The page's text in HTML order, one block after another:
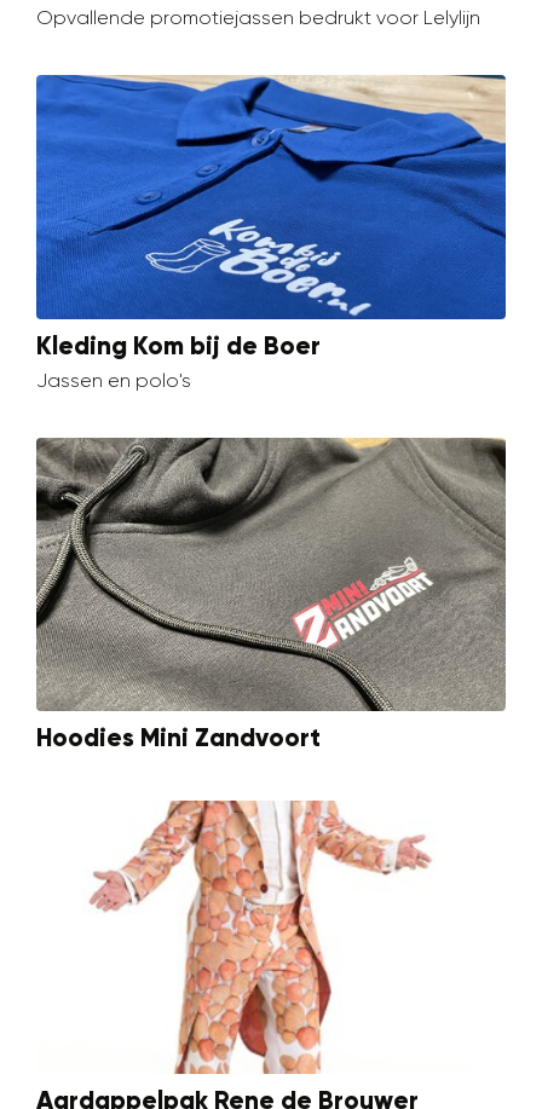
Opvallende promotiejassen bedrukt voor Lelylijn
Kleding Kom bij de Boer
Jassen en polo's
Hoodies Mini Zandvoort
Aardappelpak Rene de Brouwer